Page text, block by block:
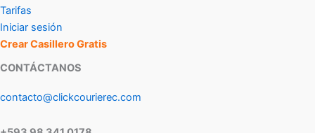
Tarifas
Iniciar sesión
Crear Casillero Gratis
CONTÁCTANOS
contacto@clickcourierec.com